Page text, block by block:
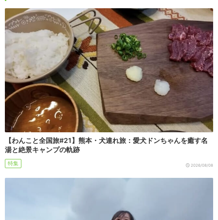
【わんこと全国旅#21】熊本・犬連れ旅：愛犬ドンちゃんを癒す名
湯と絶景キャンプの軌跡
特集 2026/08/08